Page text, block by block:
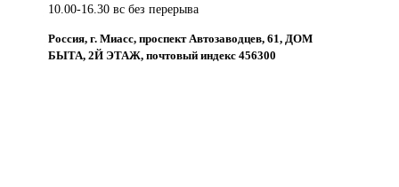
10.00-16.30 вс без перерыва
Россия, г. Миасс, проспект Автозаводцев, 61, ДОМ
БЫТА, 2Й ЭТАЖ, почтовый индекс 456300